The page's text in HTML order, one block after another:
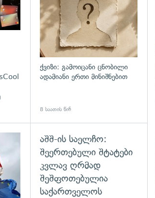
ქვიზი: გამოიცანი ცნობილი
ადამიანი ერთი მინიშნებით
8 საათის წინ
გადახედვა
აშშ-ის საელჩო:
შეერთებული შტატები
კვლავ ღრმად
შეშფოთებულია
საქართველოს